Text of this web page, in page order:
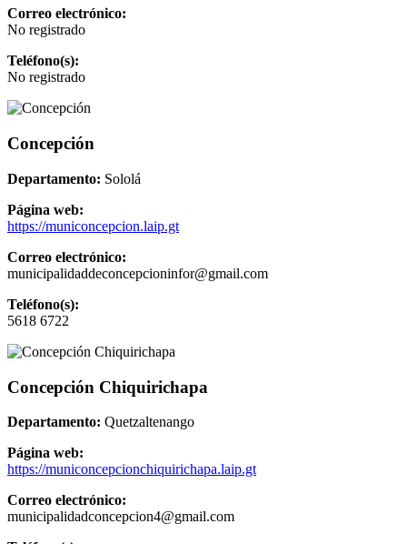
Correo electrónico:
No registrado
Teléfono(s):
No registrado
Concepción
Departamento: Sololá
Página web:
https://municoncepcion.laip.gt
Correo electrónico:
municipalidaddeconcepcioninfor@gmail.com
Teléfono(s):
5618 6722
Concepción Chiquirichapa
Departamento: Quetzaltenango
Página web:
https://municoncepcionchiquirichapa.laip.gt
Correo electrónico:
municipalidadconcepcion4@gmail.com